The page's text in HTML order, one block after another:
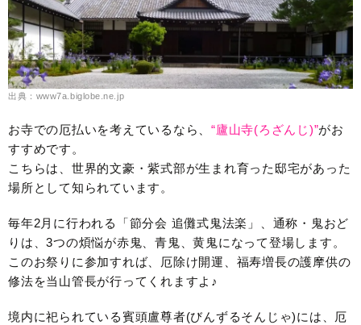
出典：www7a.biglobe.ne.jp
お寺での厄払いを考えているなら、 “廬山寺(ろざんじ)”がお
すすめです。
こちらは、世界的文豪・紫式部が生まれ育った邸宅があった
場所として知られています。
毎年2月に行われる「節分会 追儺式鬼法楽」、通称・鬼おど
りは、3つの煩悩が赤鬼、青鬼、黄鬼になって登場します。
このお祭りに参加すれば、厄除け開運、福寿増長の護摩供の
修法を当山管長が行ってくれますよ♪
境内に祀られている賓頭盧尊者(びんずるそんじゃ)には、厄